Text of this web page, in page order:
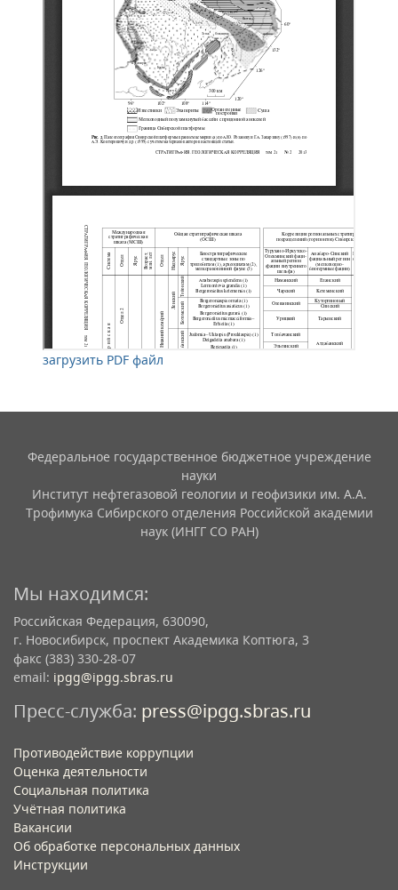
загрузить PDF файл
Федеральное государственное бюджетное учреждение
науки
Институт нефтегазовой геологии и геофизики им. А.А.
Трофимука Сибирского отделения Российской академии
наук (ИНГГ СО РАН)
Мы находимся:
Российская Федерация, 630090,
г. Новосибирск, проспект Академика Коптюга, 3
факс (383) 330-28-07
email: ipgg@ipgg.sbras.ru
Пресс-служба: press@ipgg.sbras.ru
Противодействие коррупции
Оценка деятельности
Социальная политика
Учётная политика​
Вакансии​
Об обработке персональных данных​
Инструкции​